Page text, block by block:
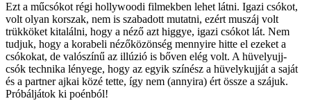
Ezt a műcsókot régi hollywoodi filmekben lehet látni. Igazi csókot,
volt olyan korszak, nem is szabadott mutatni, ezért muszáj volt
trükköket kitalálni, hogy a néző azt higgye, igazi csókot lát. Nem
tudjuk, hogy a korabeli nézőközönség mennyire hitte el ezeket a
csókokat, de valószínű az illúzió is bőven elég volt. A hüvelyujj-
csók technika lényege, hogy az egyik színész a hüvelykujját a saját
és a partner ajkai közé tette, így nem (annyira) ért össze a szájuk.
Próbáljátok ki poénból!